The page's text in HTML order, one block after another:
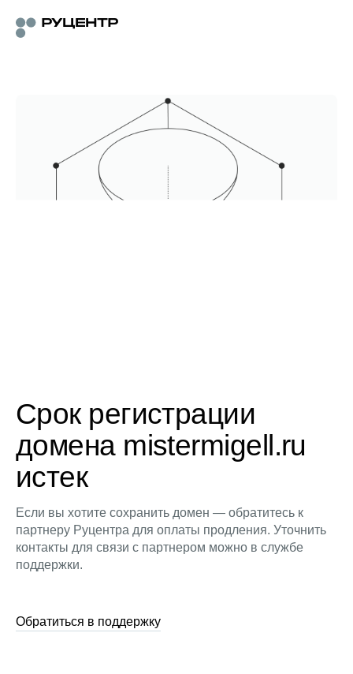
Срок регистрации
домена mistermigell.ru
истек
Если вы хотите сохранить домен — обратитесь к
партнеру Руцентра для оплаты продления. Уточнить
контакты для связи с партнером можно в службе
поддержки.
Обратиться в поддержку